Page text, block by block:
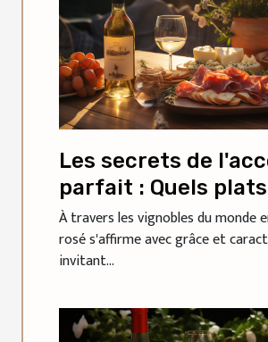
Les secrets de
parfait : Quels
avec différents
vins rosés ?
À travers les vignobles du monde
rosé s'affirme avec grâce et
invitant...